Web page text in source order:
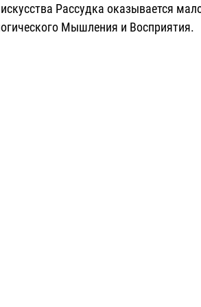
Рассудка оказывается
Мышления и Восприятия.